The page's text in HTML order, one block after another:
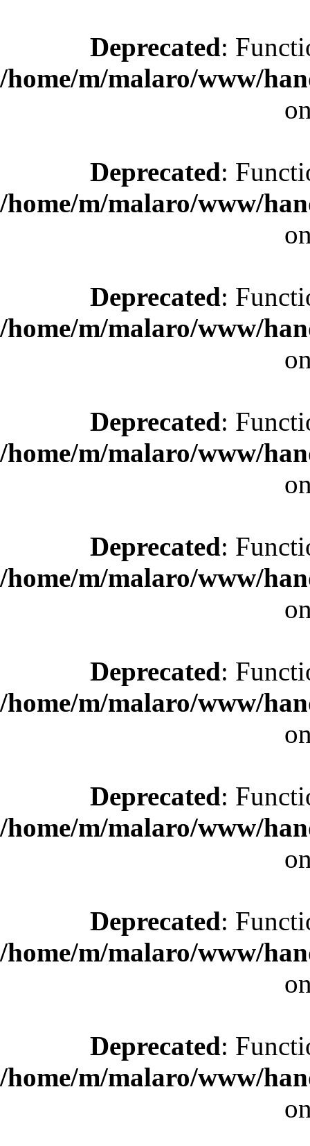
Deprecated:
/home/m/malaro/www/
Deprecated:
/home/m/malaro/www/
Deprecated:
/home/m/malaro/www/
Deprecated:
/home/m/malaro/www/
Deprecated:
/home/m/malaro/www/
Deprecated:
/home/m/malaro/www/
Deprecated:
/home/m/malaro/www/
Deprecated:
/home/m/malaro/www/
Deprecated:
/home/m/malaro/www/